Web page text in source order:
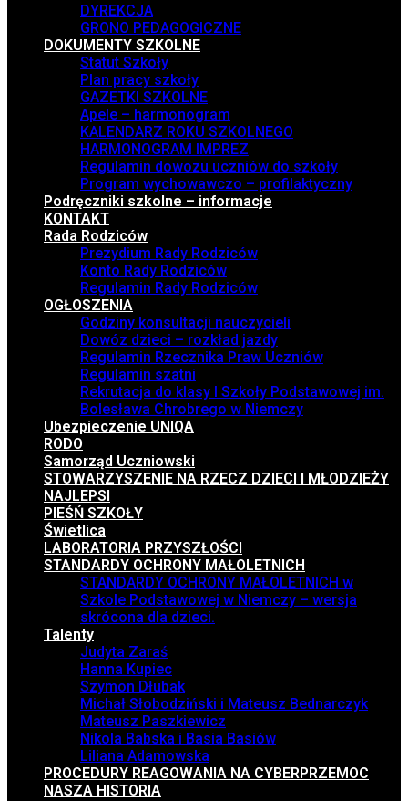
DYREKCJA
GRONO PEDAGOGICZNE
DOKUMENTY SZKOLNE
Statut Szkoły
Plan pracy szkoły
GAZETKI SZKOLNE
Apele – harmonogram
KALENDARZ ROKU SZKOLNEGO
HARMONOGRAM IMPREZ
Regulamin dowozu uczniów do szkoły
Program wychowawczo – profilaktyczny
Podręczniki szkolne – informacje
KONTAKT
Rada Rodziców
Prezydium Rady Rodziców
Konto Rady Rodziców
Regulamin Rady Rodziców
OGŁOSZENIA
Godziny konsultacji nauczycieli
Dowóz dzieci – rozkład jazdy
Regulamin Rzecznika Praw Uczniów
Regulamin szatni
Rekrutacja do klasy I Szkoły Podstawowej im.
Bolesława Chrobrego w Niemczy
Ubezpieczenie UNIQA
RODO
Samorząd Uczniowski
STOWARZYSZENIE NA RZECZ DZIECI I MŁODZIEŻY
NAJLEPSI
PIEŚŃ SZKOŁY
Świetlica
LABORATORIA PRZYSZŁOŚCI
STANDARDY OCHRONY MAŁOLETNICH
STANDARDY OCHRONY MAŁOLETNICH w
Szkole Podstawowej w Niemczy – wersja
skrócona dla dzieci.
Talenty
Judyta Zaraś
Hanna Kupiec
Szymon Dłubak
Michał Słobodziński i Mateusz Bednarczyk
Mateusz Paszkiewicz
Nikola Babska i Basia Basiów
Liliana Adamowska
PROCEDURY REAGOWANIA NA CYBERPRZEMOC
NASZA HISTORIA